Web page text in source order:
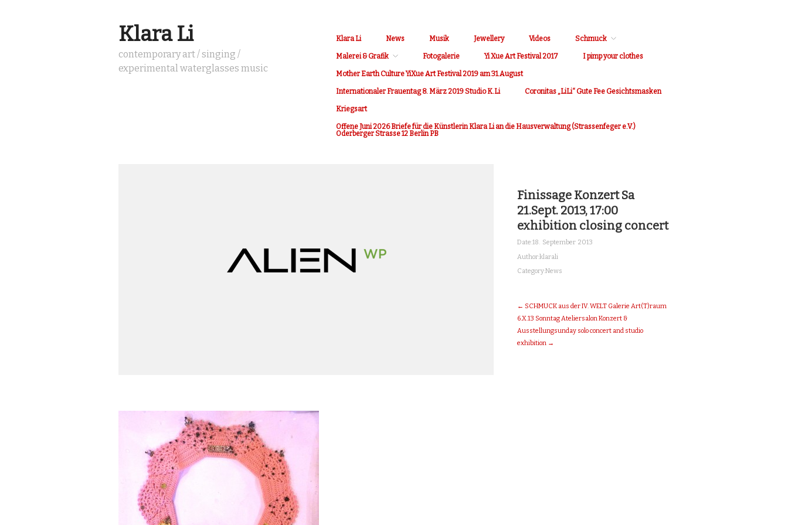
Klara Li
contemporary art / singing /
experimental waterglasses music
Klara Li News Musik Jewellery Videos Schmuck
Malerei & Grafik Fotogalerie Yi Xue Art Festival 2017 I pimp your clothes
Mother Earth Culture YiXue Art Festival 2019 am 31.August
Internationaler Frauentag 8. März 2019 Studio K.Li Coronitas „LiLi“ Gute Fee Gesichtsmasken
Kriegsart
Offene Juni 2026 Briefe für die Künstlerin Klara Li an die Hausverwaltung (Strassenfeger e.V.)
Oderberger Strasse 12 Berlin PB
Finissage Konzert Sa
21.Sept. 2013, 17:00
exhibition closing concert
Date:18. September 2013
Author:klarali
Category:News
← SCHMUCK aus der IV. WELT Galerie Art(T)raum
6.X.13 Sonntag Ateliersalon Konzert &
Ausstellungsunday solo concert and studio
exhibition →